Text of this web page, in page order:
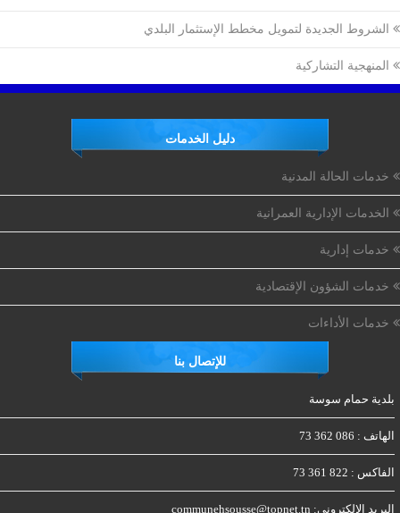
الشروط الجديدة لتمويل مخطط الإستثمار البلدي
المنهجية التشاركية
دليل الخدمات
خدمات الحالة المدنية
الخدمات الإدارية العمرانية
خدمات إدارية
خدمات الشؤون الإقتصادية
خدمات الأداءات
للإتصال بنا
بلدية حمام سوسة
الهاتف :
الفاكس :
البريد الإلكتروني: communehsousse@topnet.tn